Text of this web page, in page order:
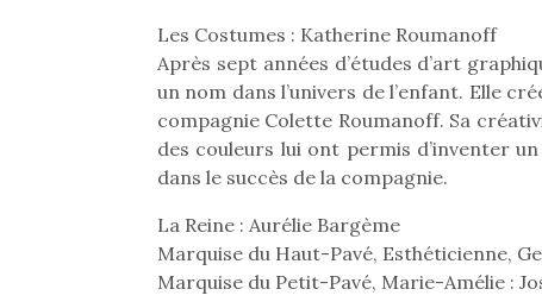
Les Costumes : Katherine Roumanoff
Après sept années d’études d’art
un nom dans l’univers de l’enfant. Elle
compagnie Colette Roumanoff. Sa
des couleurs lui ont permis d’inventer
dans le succès de la compagnie.
La Reine : Aurélie Bargème
Marquise du Haut-Pavé, Esthéticienne,
Marquise du Petit-Pavé, Marie-Amélie :
simple.
activité
c’est l’occasion rêvée
pour les enfants de…